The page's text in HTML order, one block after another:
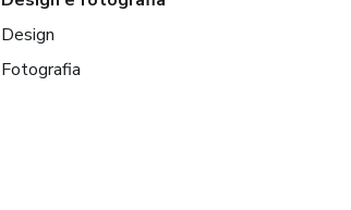
Design
Fotografia